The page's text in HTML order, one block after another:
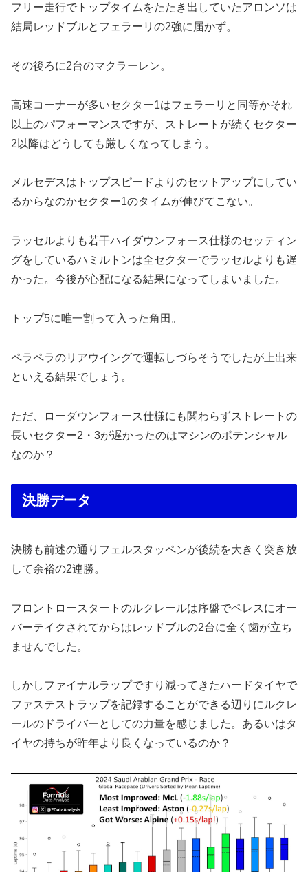
フリー走行でトップタイムをたたき出していたアロンソは
結局レッドブルとフェラーリの2強に届かず。
その後ろに2台のマクラーレン。
高速コーナーが多いセクター1はフェラーリと同等かそれ
以上のパフォーマンスですが、ストレートが続くセクター
2以降はどうしても厳しくなってしまう。
メルセデスはトップスピードよりのセットアップにしてい
るからなのかセクター1のタイムが伸びてこない。
ラッセルよりも若干ハイダウンフォース仕様のセッティン
グをしているハミルトンは全セクターでラッセルよりも遅
かった。今後が心配になる結果になってしまいました。
トップ5に唯一割って入った角田。
ペラペラのリアウイングで運転しづらそうでしたが上出来
といえる結果でしょう。
ただ、ローダウンフォース仕様にも関わらずストレートの
長いセクター2・3が遅かったのはマシンのポテンシャル
なのか？
決勝データ
決勝も前述の通りフェルスタッペンが後続を大きく突き放
して余裕の2連勝。
フロントロースタートのルクレールは序盤でペレスにオー
バーテイクされてからはレッドブルの2台に全く歯が立ち
ませんでした。
しかしファイナルラップですり減ってきたハードタイヤで
ファステストラップを記録することができる辺りにルクレ
ールのドライバーとしての力量を感じました。あるいはタ
イヤの持ちが昨年より良くなっているのか？